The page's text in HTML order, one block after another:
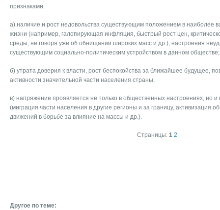
признаками:
а) наличие и рост недовольства существующим положением в наиболее
жизни (например, галопирующая инфляция, быстрый рост цен,
среды, не говоря уже об обнищании широких масс и др.), настроения
существующим социально-политическим устройством в данном обществе;
б) утрата доверия к власти, рост беспокойства за ближайшее будущее,
активности значительной части населения страны;
в) напряжение проявляется не только в общественных настроениях, но и
(миграция части населения в другие регионы и за границу, активизация
движений в борьбе за влияние на массы и др.).
Страницы: 1 2
Другое по теме: